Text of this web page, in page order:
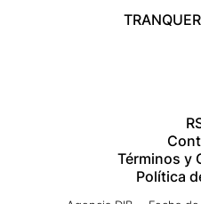
Términos y
Política